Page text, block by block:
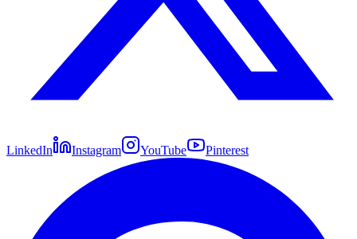
LinkedIn Instagram YouTube Pinterest